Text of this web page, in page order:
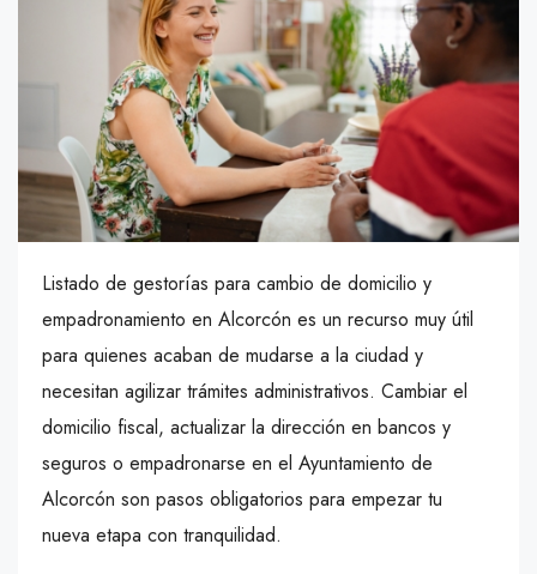
Listado de gestorías para cambio de domicilio y
empadronamiento en Alcorcón es un recurso muy útil
para quienes acaban de mudarse a la ciudad y
necesitan agilizar trámites administrativos. Cambiar el
domicilio fiscal, actualizar la dirección en bancos y
seguros o empadronarse en el Ayuntamiento de
Alcorcón son pasos obligatorios para empezar tu
nueva etapa con tranquilidad.